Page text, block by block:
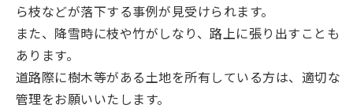
ら枝などが落下する事例が見受けられます。
また、降雪時に枝や竹がしなり、路上に張り出すことも
あります。
道路際に樹木等がある土地を所有している方は、適切な
管理をお願いいたします。